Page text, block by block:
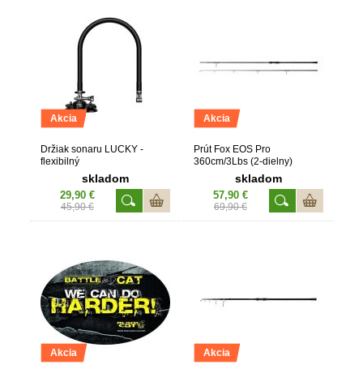
Akcia
Držiak sonaru LUCKY -
flexibilný
skladom
29,90 €
45,90 €
Akcia
Prút Fox EOS Pro
360cm/3Lbs (2-dielny)
skladom
57,90 €
69,90 €
Akcia Akcia